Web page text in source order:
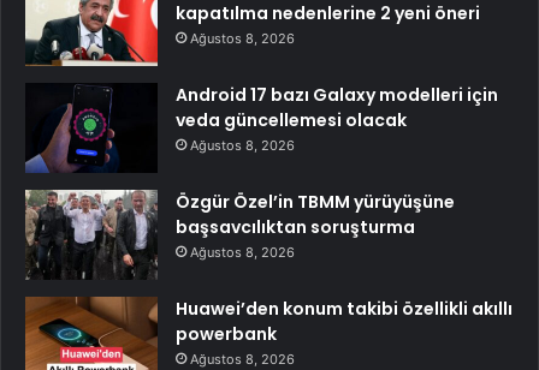
kapatılma nedenlerine 2 yeni öneri
Ağustos 8, 2026
Android 17 bazı Galaxy modelleri için
veda güncellemesi olacak
Ağustos 8, 2026
Özgür Özel’in TBMM yürüyüşüne
başsavcılıktan soruşturma
Ağustos 8, 2026
Huawei’den konum takibi özellikli akıllı
powerbank
Ağustos 8, 2026